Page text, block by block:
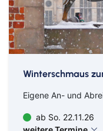
Winterschmaus
Eigene An- und
ab So. 22.11.26